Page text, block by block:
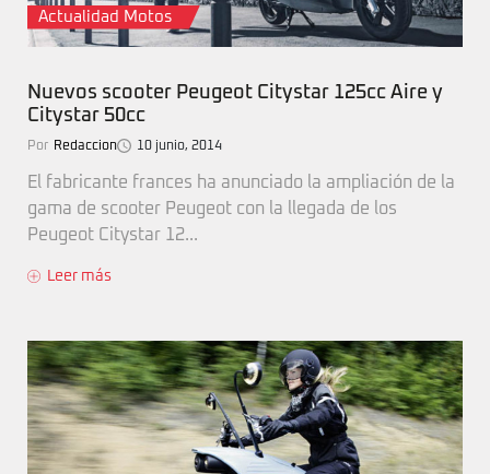
Actualidad Motos
Nuevos scooter Peugeot Citystar 125cc Aire y
Citystar 50cc
Por Redaccion 10 junio, 2014
El fabricante frances ha anunciado la ampliación de la
gama de scooter Peugeot con la llegada de los
Peugeot Citystar 12...
Leer más